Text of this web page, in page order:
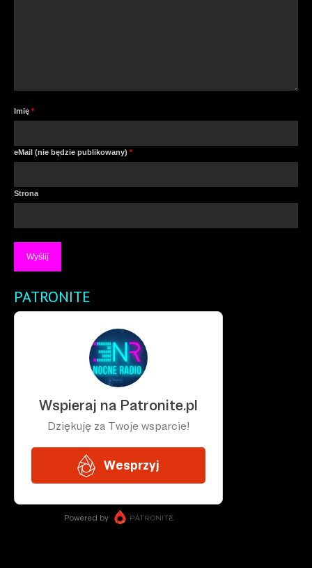
Imię *
eMail (nie będzie publikowany) *
Strona
PATRONITE